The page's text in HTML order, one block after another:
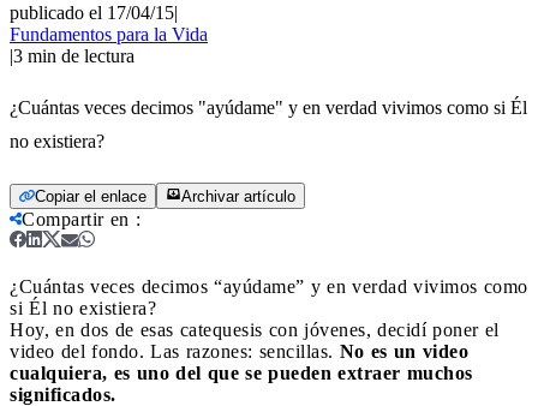
publicado el 17/04/15|
Fundamentos para la Vida
|3 min de lectura
¿Cuántas veces decimos "ayúdame" y en verdad vivimos como si Él
no existiera?
Copiar el enlace Archivar artículo
Compartir en :
¿Cuántas veces decimos “ayúdame” y en verdad vivimos como
si Él no existiera?
Hoy, en dos de esas catequesis con jóvenes, decidí poner el
video del fondo. Las razones: sencillas. No es un video
cualquiera, es uno del que se pueden extraer muchos
significados.